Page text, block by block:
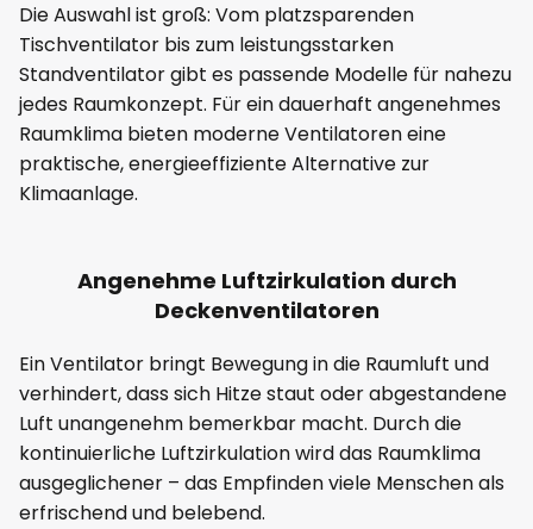
Die Auswahl ist groß: Vom platzsparenden
Tischventilator bis zum leistungsstarken
Standventilator gibt es passende Modelle für nahezu
jedes Raumkonzept. Für ein dauerhaft angenehmes
Raumklima bieten moderne Ventilatoren eine
praktische, energieeffiziente Alternative zur
Klimaanlage.
Angenehme Luftzirkulation durch
Deckenventilatoren
Ein Ventilator bringt Bewegung in die Raumluft und
verhindert, dass sich Hitze staut oder abgestandene
Luft unangenehm bemerkbar macht. Durch die
kontinuierliche Luftzirkulation wird das Raumklima
ausgeglichener – das Empfinden viele Menschen als
erfrischend und belebend.